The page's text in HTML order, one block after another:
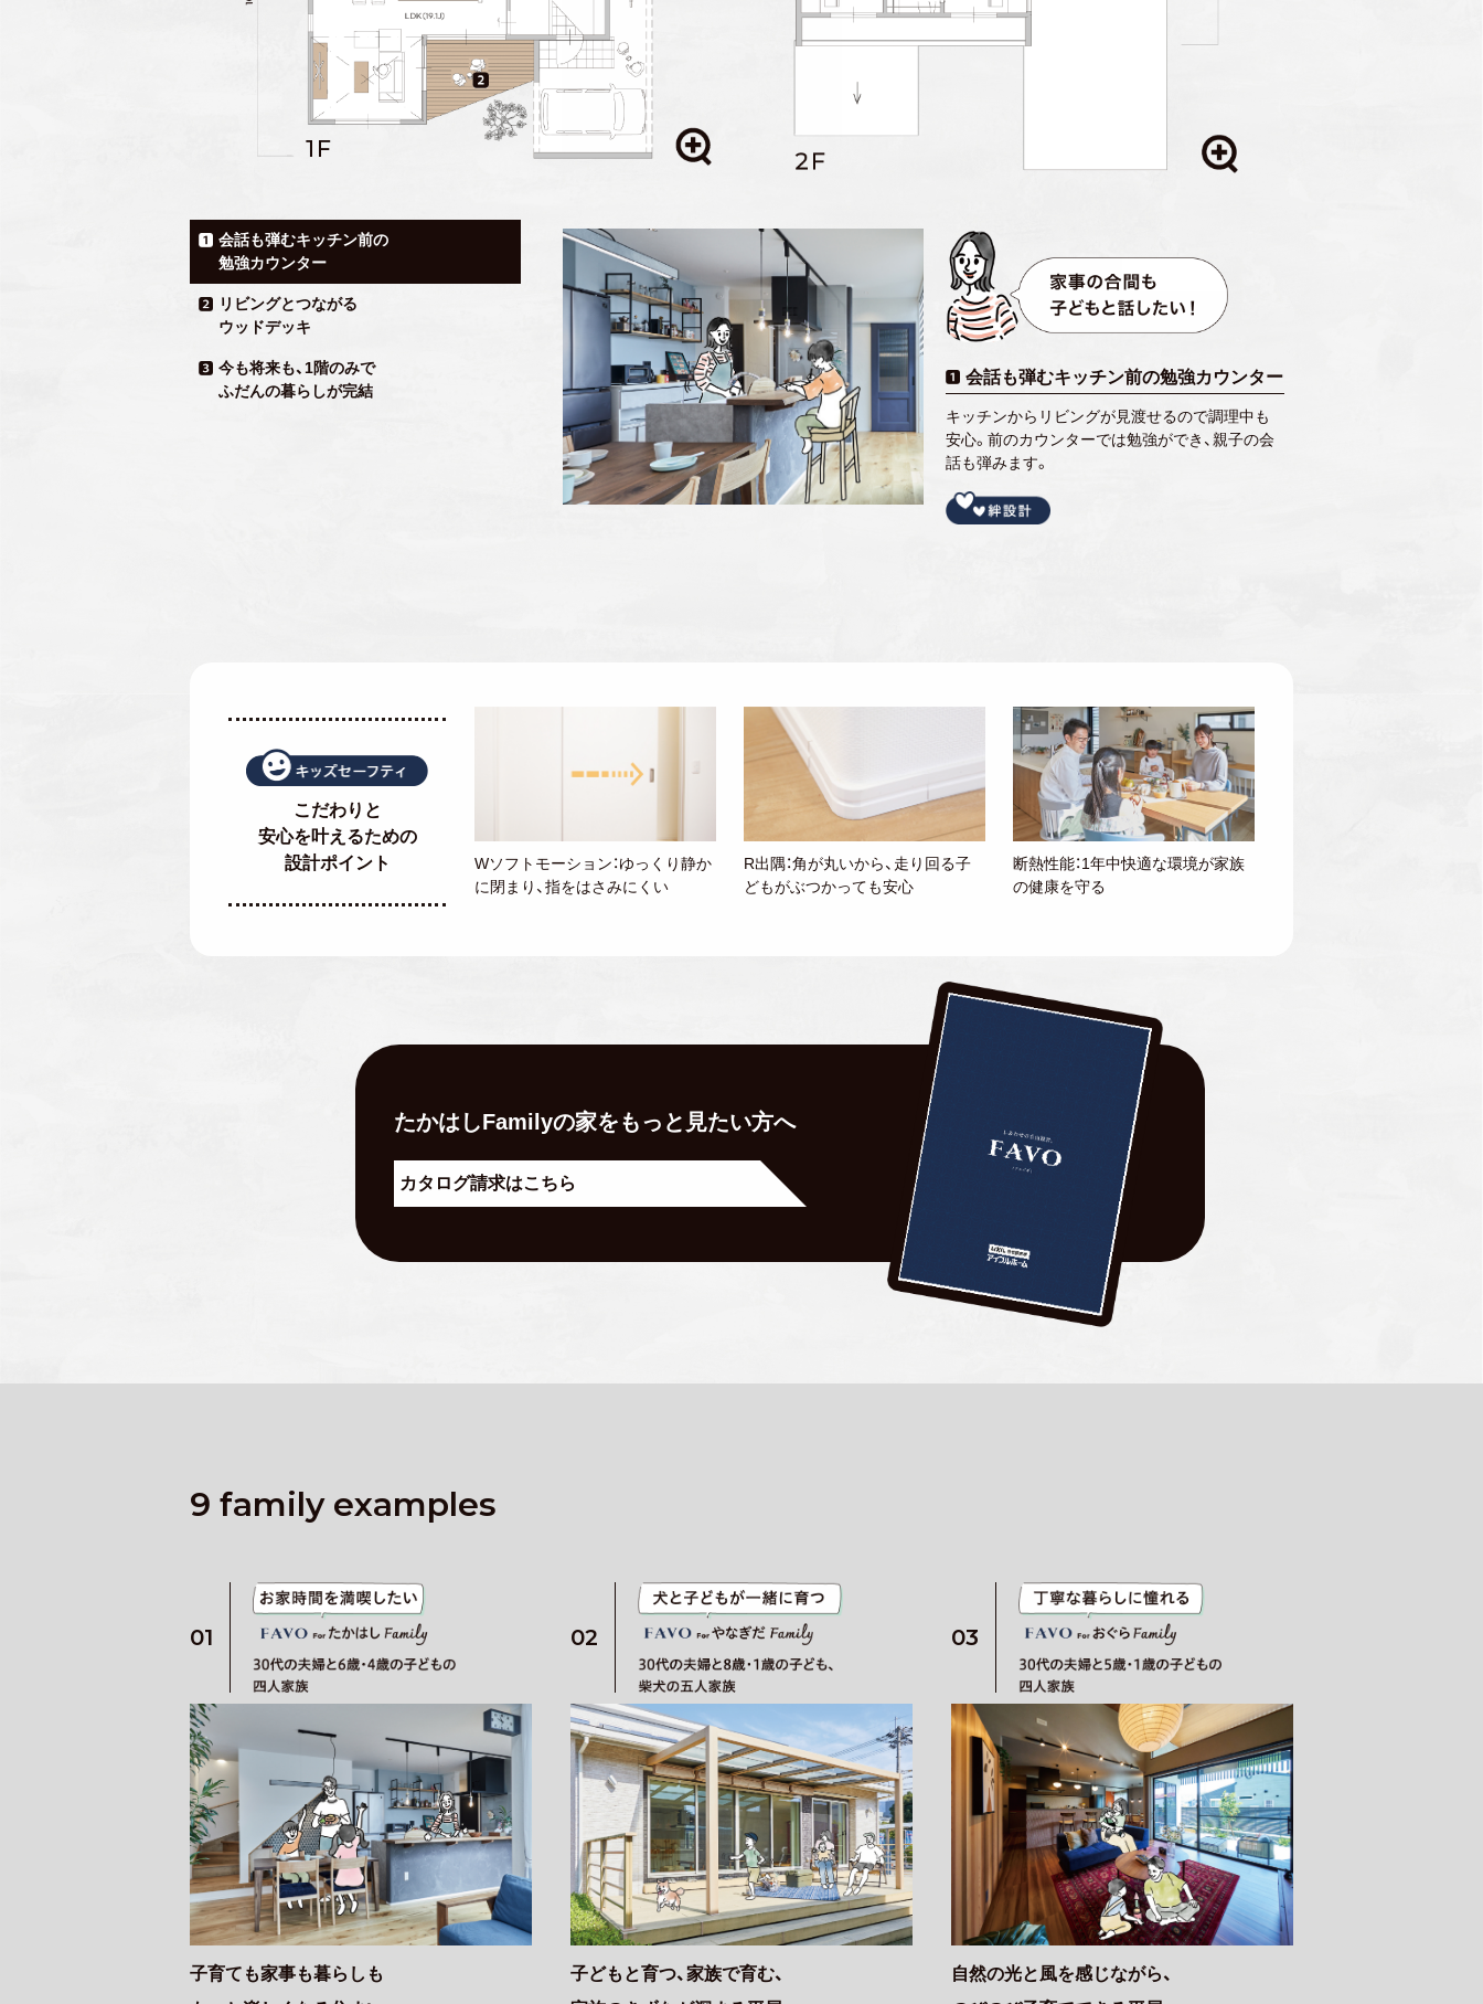
会話も弾むキッチン前の
勉強カウンター
リビングとつながる
ウッドデッキ
今も将来も、1階のみで
ふだんの暮らしが完結
会話も弾むキッチン前の勉強カウンター
キッチンからリビングが見渡せるので調理中も
安心。前のカウンターでは勉強ができ、親子の会
話も弾みます。
こだわりと
安心を叶えるための
設計ポイント
Wソフトモーション：ゆっくり静か
に閉まり、指をはさみにくい
R出隅：角が丸いから、走り回る子
どもがぶつかっても安心
断熱性能：1年中快適な環境が家族
の健康を守る
たかはしFamilyの家をもっと見たい方へ
カタログ請求はこちら
9 family examples
01
子育ても家事も暮らしも
02
子どもと育つ、家族で育む、
03
自然の光と風を感じながら、